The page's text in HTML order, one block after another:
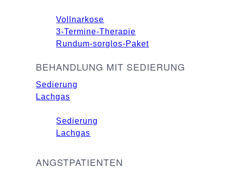
Vollnarkose
3-Termine-Therapie
Rundum-sorglos-Paket
BEHANDLUNG MIT SEDIERUNG
Sedierung
Lachgas
Sedierung
Lachgas
ANGSTPATIENTEN